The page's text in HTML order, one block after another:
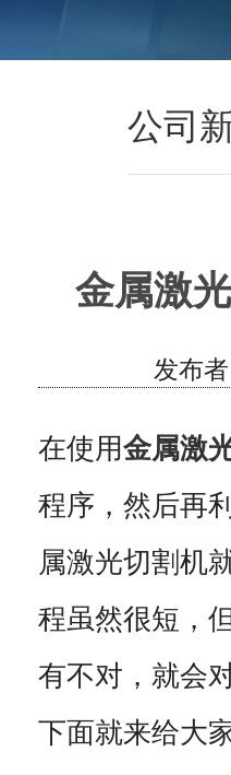
公司
金属激
发布
在使用金属激
程序，然后再
属激光切割机
程虽然很短，
有不对，就会
下面就来给大